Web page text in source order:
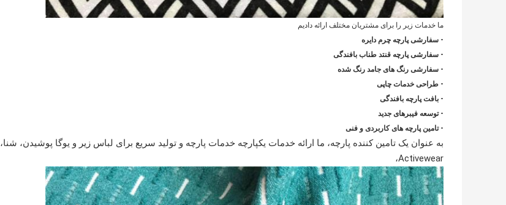
ما خدمات زیر را برای مشتریان مختلف ارائه دادیم
- سفارشی پارچه چرم دایره
- سفارشی پارچه قنتد طناب بافندگی
- سفارشی رنگ های جامد رنگ شده
- طراحی خدمات چاپی
- بافت پارچه بافندگی
- توسعه فیبرهای جدید
- تامین پارچه های کاربردی و فنی
به عنوان یک تامین کننده پارچه، ما ارائه خدمات یکپارچه خدمات پارچه و تولید سریع برای لباس زیر و یوگا پوشیدن، شنا،
Activewear،